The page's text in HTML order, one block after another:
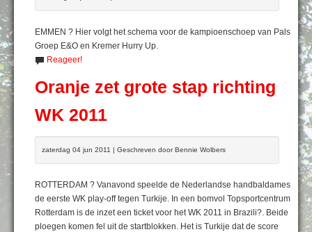
EMMEN ? Hier volgt het schema voor de kampioenschoep van Pals
Groep E&O en Kremer Hurry Up.
Reageer!
Oranje zet grote stap richting
WK 2011
zaterdag 04 jun 2011 | Geschreven door Bennie Wolbers
ROTTERDAM ? Vanavond speelde de Nederlandse handbaldames
de eerste WK play-off tegen Turkije. In een bomvol Topsportcentrum
Rotterdam is de inzet een ticket voor het WK 2011 in Brazili?. Beide
ploegen komen fel uit de startblokken. Het is Turkije dat de score